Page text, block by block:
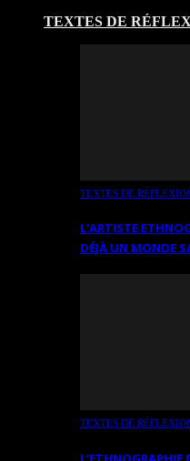
TEXTES DE
TEXTES DE
L’ARTISTE
DÉJÀ UN MONDE
TEXTES DE